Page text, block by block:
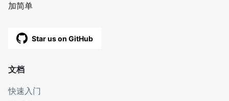
加简单
Star us on GitHub
文档
快速入门